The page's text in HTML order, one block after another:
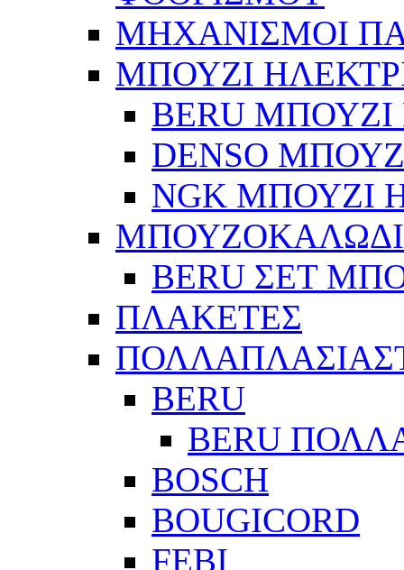
ΜΗΧΑΝΙΣΜΟΙ
ΜΠΟΥΖΙ
BERU
DENSO
NGK ΜΠΟΥΖΙ
BERU ΣΕΤ
ΠΛΑΚΕΤΕΣ
BERU
BERU
BOSCH
BOUGICORD
FEBI